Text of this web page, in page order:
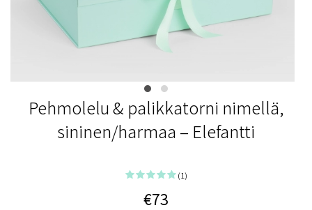
Pehmolelu & palikkatorni nimellä,
sininen/harmaa – Elefantti
(1)
€73